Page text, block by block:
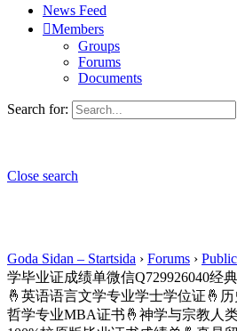
News Feed
Members
Groups
Forums
Documents
Search for:
Close search
Goda Sidan – Startsida › Forums ›
学毕业证成绩单微信Q729926040经
🤞英语语言文学专业学士学位证🤞
哲学专业MBA证书🤞神学与宗教人